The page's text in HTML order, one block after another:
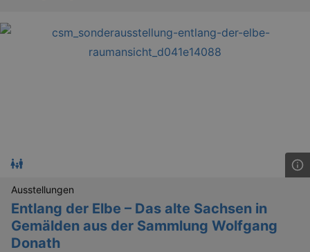
Ausstellungen
Entlang der Elbe – Das alte Sachsen in
Gemälden aus der Sammlung Wolfgang
Donath